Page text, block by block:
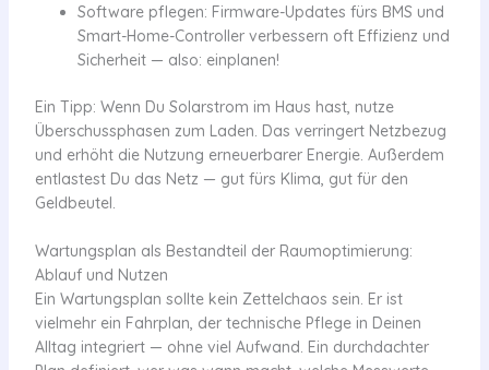
Software pflegen: Firmware-Updates fürs BMS und
Smart-Home-Controller verbessern oft Effizienz und
Sicherheit — also: einplanen!
Ein Tipp: Wenn Du Solarstrom im Haus hast, nutze
Überschussphasen zum Laden. Das verringert Netzbezug
und erhöht die Nutzung erneuerbarer Energie. Außerdem
entlastest Du das Netz — gut fürs Klima, gut für den
Geldbeutel.
Wartungsplan als Bestandteil der Raumoptimierung:
Ablauf und Nutzen
Ein Wartungsplan sollte kein Zettelchaos sein. Er ist
vielmehr ein Fahrplan, der technische Pflege in Deinen
Alltag integriert — ohne viel Aufwand. Ein durchdachter